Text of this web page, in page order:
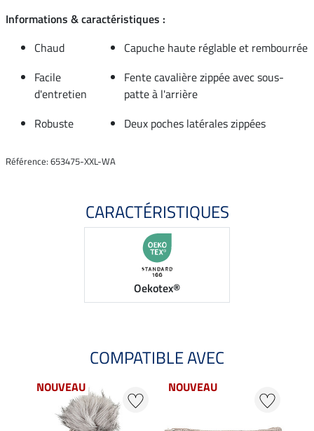
Informations & caractéristiques :
Chaud
Capuche haute réglable et rembourrée
Facile
d'entretien
Fente cavalière zippée avec sous-
patte à l'arrière
Robuste
Deux poches latérales zippées
Référence: 653475-XXL-WA
CARACTÉRISTIQUES
Oekotex®
COMPATIBLE AVEC
NOUVEAU NOUVEAU